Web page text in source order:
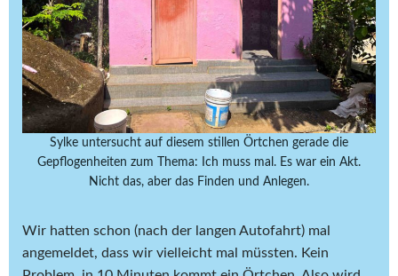
Sylke untersucht auf diesem stillen Örtchen gerade die
Gepflogenheiten zum Thema: Ich muss mal. Es war ein Akt.
Nicht das, aber das Finden und Anlegen.
Wir hatten schon (nach der langen Autofahrt) mal
angemeldet, dass wir vielleicht mal müssten. Kein